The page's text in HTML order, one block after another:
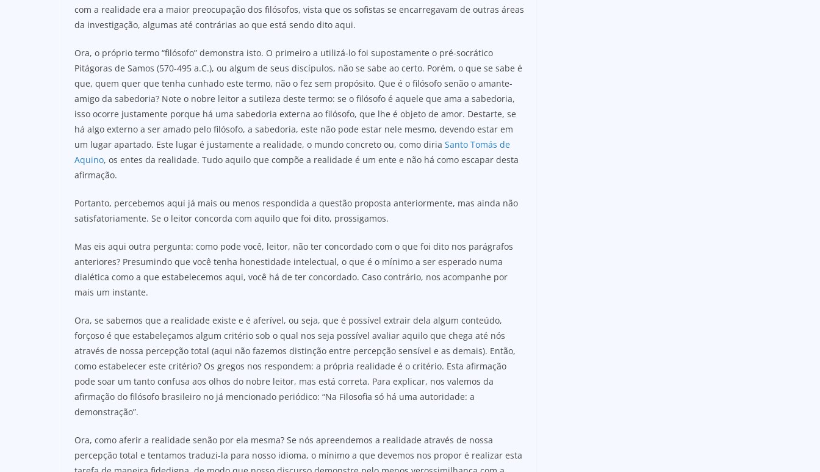
com a realidade era a maior preocupação dos filósofos, vista que os sofistas se encarregavam de outras áreas
da investigação, algumas até contrárias ao que está sendo dito aqui.
Ora, o próprio termo “filósofo” demonstra isto. O primeiro a utilizá-lo foi supostamente o pré-socrático
Pitágoras de Samos (570-495 a.C.), ou algum de seus discípulos, não se sabe ao certo. Porém, o que se sabe é
que, quem quer que tenha cunhado este termo, não o fez sem propósito. Que é o filósofo senão o amante-
amigo da sabedoria? Note o nobre leitor a sutileza deste termo: se o filósofo é aquele que ama a sabedoria,
isso ocorre justamente porque há uma sabedoria externa ao filósofo, que lhe é objeto de amor. Destarte, se
há algo externo a ser amado pelo filósofo, a sabedoria, este não pode estar nele mesmo, devendo estar em
um lugar apartado. Este lugar é justamente a realidade, o mundo concreto ou, como diria Santo Tomás de
Aquino, os entes da realidade. Tudo aquilo que compõe a realidade é um ente e não há como escapar desta
afirmação.
Portanto, percebemos aqui já mais ou menos respondida a questão proposta anteriormente, mas ainda não
satisfatoriamente. Se o leitor concorda com aquilo que foi dito, prossigamos.
Mas eis aqui outra pergunta: como pode você, leitor, não ter concordado com o que foi dito nos parágrafos
anteriores? Presumindo que você tenha honestidade intelectual, o que é o mínimo a ser esperado numa
dialética como a que estabelecemos aqui, você há de ter concordado. Caso contrário, nos acompanhe por
mais um instante.
Ora, se sabemos que a realidade existe e é aferível, ou seja, que é possível extrair dela algum conteúdo,
forçoso é que estabeleçamos algum critério sob o qual nos seja possível avaliar aquilo que chega até nós
através de nossa percepção total (aqui não fazemos distinção entre percepção sensível e as demais). Então,
como estabelecer este critério? Os gregos nos respondem: a própria realidade é o critério. Esta afirmação
pode soar um tanto confusa aos olhos do nobre leitor, mas está correta. Para explicar, nos valemos da
afirmação do filósofo brasileiro no já mencionado periódico: “Na Filosofia só há uma autoridade: a
demonstração”.
Ora, como aferir a realidade senão por ela mesma? Se nós apreendemos a realidade através de nossa
percepção total e tentamos traduzi-la para nosso idioma, o mínimo a que devemos nos propor é realizar esta